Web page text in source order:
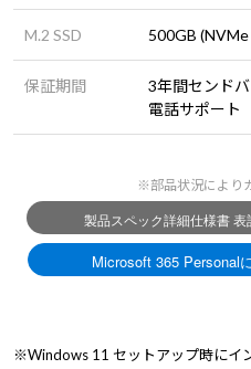
M.2 SSD 500GB
保証期間
3年間センド
電話サポート
※部品状況により
※Windows 11 セットアップ時にイ